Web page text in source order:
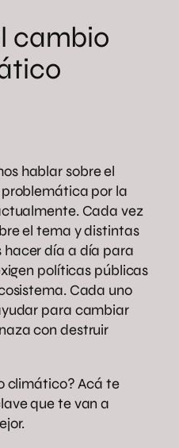
cambio
hablar sobre el
por la
Cada vez
el tema y distintas
hacer día a día para
políticas públicas
Cada uno
para cambiar
con destruir
climático? Acá te
que te van a